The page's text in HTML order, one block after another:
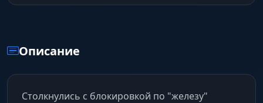
Описание
Столкнулись с блокировкой по "железу"